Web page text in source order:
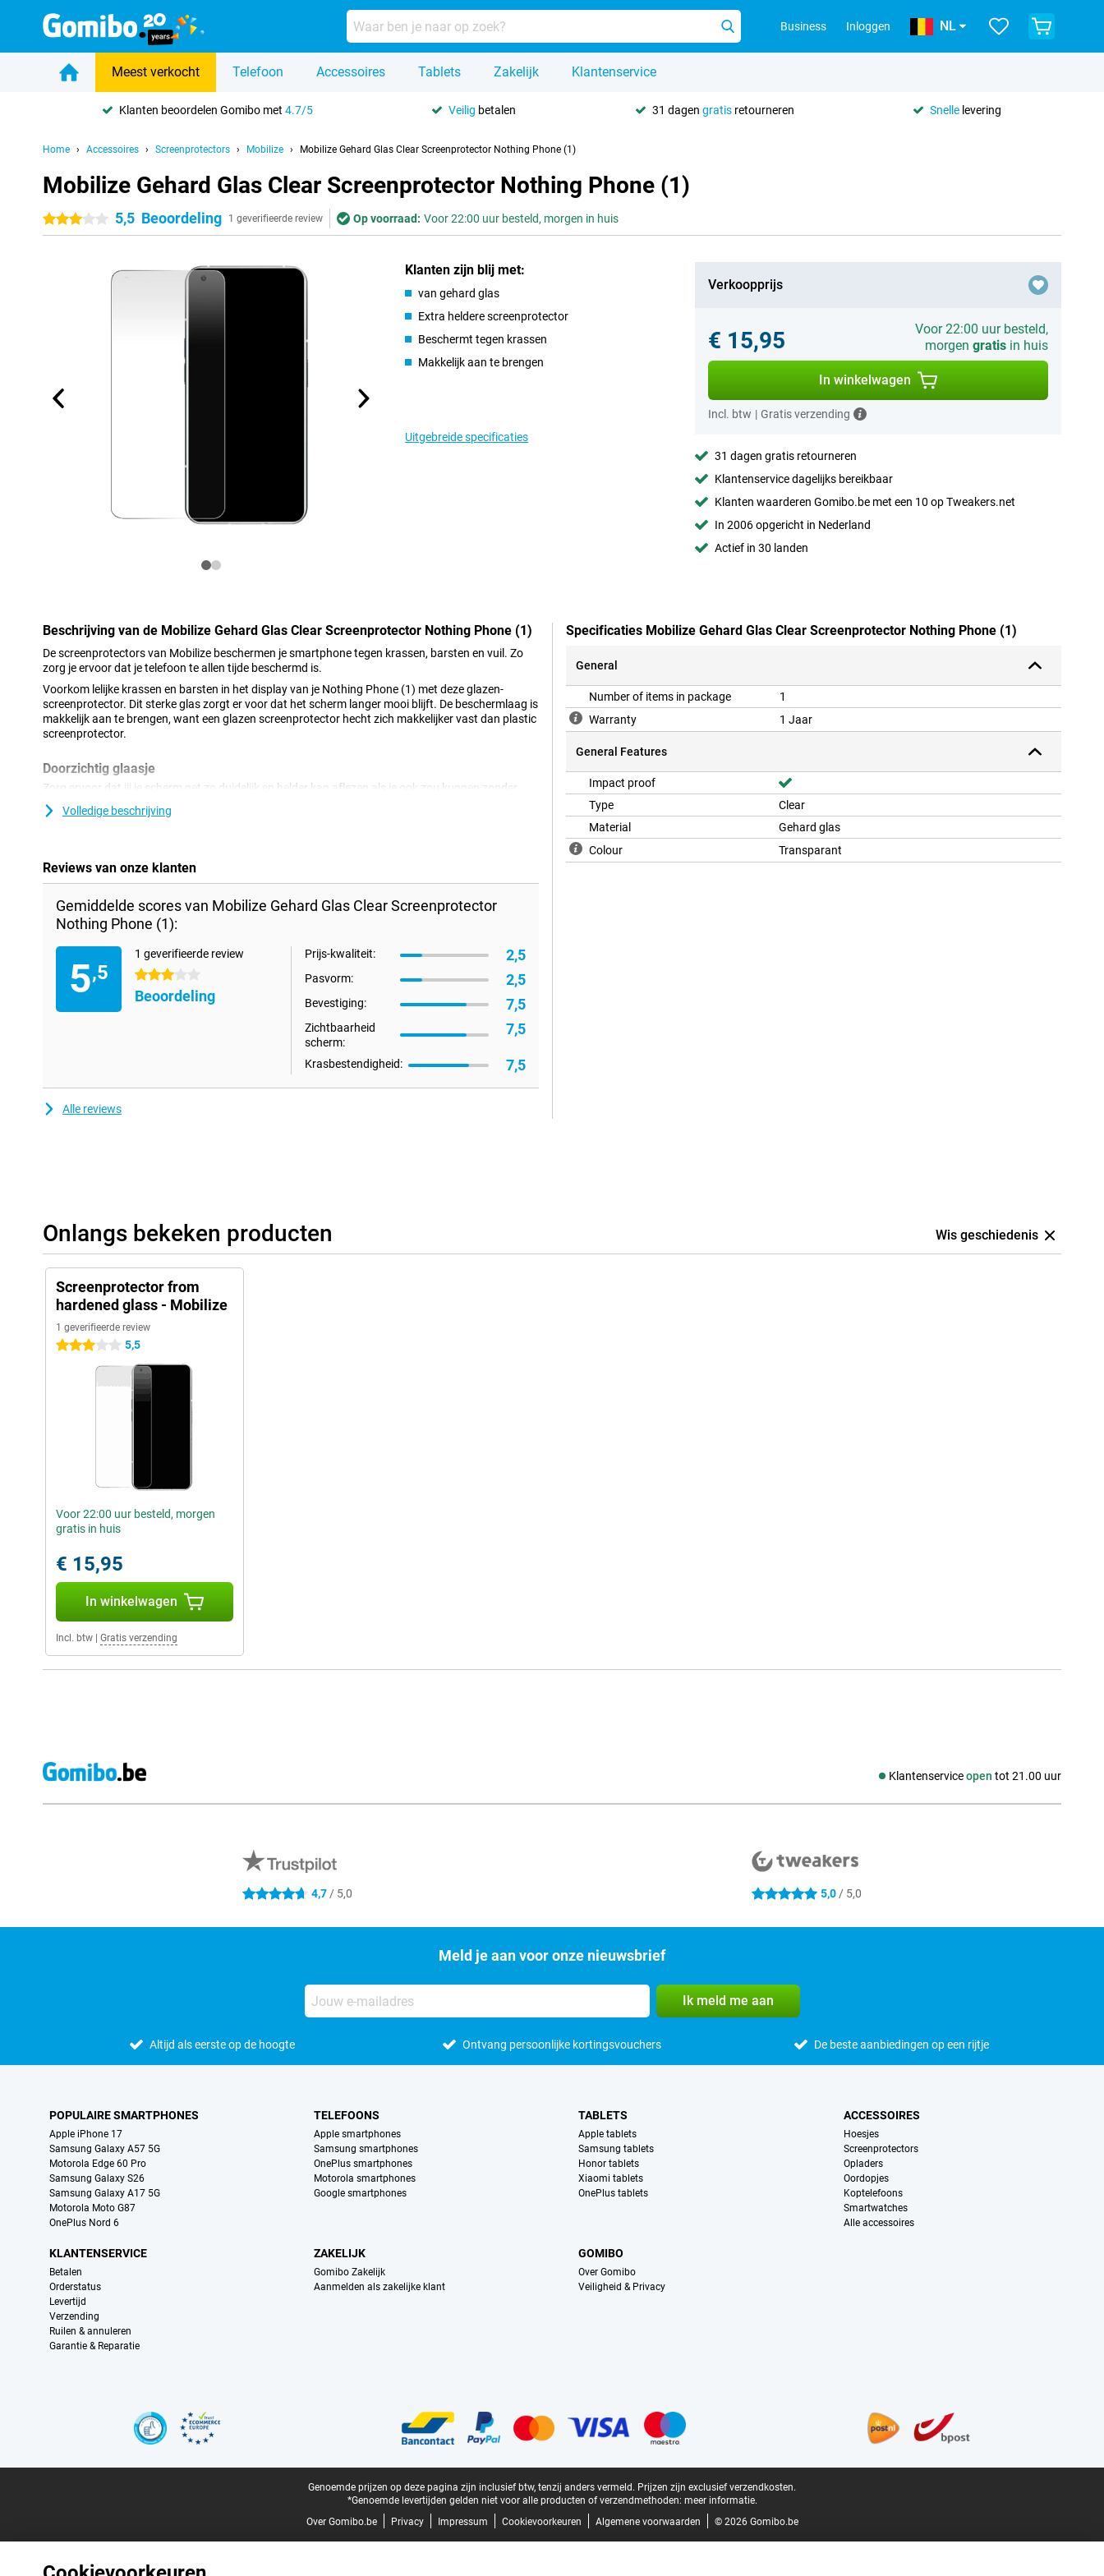
Business Inloggen NL
Meest verkocht Telefoon Accessoires Tablets Zakelijk Klantenservice
Klanten beoordelen Gomibo met 4.7/5 Veilig betalen 31 dagen gratisretourneren Snelle levering
Home Accessoires Screenprotectors Mobilize Mobilize Gehard Glas Clear Screenprotector Nothing Phone (1)
Mobilize Gehard Glas Clear Screenprotector Nothing Phone (1)
3 sterren5,5 Beoordeling 1 geverifieerde review Op voorraad: Voor 22:00 uur besteld, morgen in huis
Klanten zijn blij met:
van gehard glas
Extra heldere screenprotector
Beschermt tegen krassen
Makkelijk aan te brengen
Uitgebreide specificaties
Verkoopprijs
€ 15,95
Voor 22:00 uur besteld,
morgen gratisin huis
In winkelwagen
Incl. btw | Gratis verzending
31 dagen gratis retourneren
Klantenservice dagelijks bereikbaar
Klanten waarderen Gomibo.be met een 10 op Tweakers.net
In 2006 opgericht in Nederland
Actief in 30 landen
Beschrijving van de Mobilize Gehard Glas Clear Screenprotector Nothing Phone (1)
De screenprotectors van Mobilize beschermen je smartphone tegen krassen, barsten en vuil. Zo
zorg je ervoor dat je telefoon te allen tijde beschermd is.
Voorkom lelijke krassen en barsten in het display van je Nothing Phone (1) met deze glazen-
screenprotector. Dit sterke glas zorgt er voor dat het scherm langer mooi blijft. De beschermlaag is
makkelijk aan te brengen, want een glazen screenprotector hecht zich makkelijker vast dan plastic
screenprotector.
Doorzichtig glaasje
Zorg ervoor dat jij je scherm net zo duidelijk en helder kan aflezen als je ook zou kunnen zonder
screenprotector. Deze screenprotector is dan ook 100% doorzichtig, waardoor je geen eens merkt
dat hij er zit.
Volledige beschrijving
Reviews van onze klanten
Gemiddelde scores van Mobilize Gehard Glas Clear Screenprotector
Nothing Phone (1):
5,5
1 geverifieerde review
3 sterren
Beoordeling
Prijs-kwaliteit: 2,5
Pasvorm: 2,5
Bevestiging: 7,5
Zichtbaarheid
scherm:
7,5
Krasbestendigheid: 7,5
Alle reviews
Specificaties Mobilize Gehard Glas Clear Screenprotector Nothing Phone (1)
General
Number of items in package
1
Warranty
1 Jaar
General Features
Impact proof
Type
Clear
Material
Gehard glas
Colour
Transparant
Onlangs bekeken producten Wis geschiedenis
Screenprotector from
hardened glass - Mobilize
1 geverifieerde review
3 sterren 5,5
Voor 22:00 uur besteld, morgen
gratis in huis
€ 15,95
In winkelwagen
Incl. btw Gratis verzending
Klantenserviceopen tot 21.00 uur
Social media
4.7 sterren 4,7 / 5,0 5 sterren 5,0 / 5,0
Meld je aan voor onze nieuwsbrief
Ik meld me aan
Altijd als eerste op de hoogte Ontvang persoonlijke kortingsvouchers De beste aanbiedingen op een rijtje
POPULAIRE SMARTPHONES
Apple iPhone 17
Samsung Galaxy A57 5G
Motorola Edge 60 Pro
Samsung Galaxy S26
Samsung Galaxy A17 5G
Motorola Moto G87
OnePlus Nord 6
TELEFOONS
Apple smartphones
Samsung smartphones
OnePlus smartphones
Motorola smartphones
Google smartphones
TABLETS
Apple tablets
Samsung tablets
Honor tablets
Xiaomi tablets
OnePlus tablets
ACCESSOIRES
Hoesjes
Screenprotectors
Opladers
Oordopjes
Koptelefoons
Smartwatches
Alle accessoires
KLANTENSERVICE
Betalen
Orderstatus
Levertijd
Verzending
Ruilen & annuleren
Garantie & Reparatie
ZAKELIJK
Gomibo Zakelijk
Aanmelden als zakelijke klant
GOMIBO
Over Gomibo
Veiligheid & Privacy
Genoemde prijzen op deze pagina zijn inclusief btw, tenzij anders vermeld. Prijzen zijn exclusief verzendkosten.
*Genoemde levertijden gelden niet voor alle producten of verzendmethoden: meer informatie.
Over Gomibo.be
Privacy Impressum Cookievoorkeuren Algemene voorwaarden © 2026 Gomibo.be